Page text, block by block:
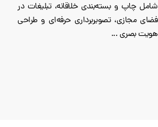
شامل چاپ و بسته‌بندی خلاقانه، تبلیغات در
فضای مجازی، تصویربرداری حرفه‌ای و طراحی
هویت بصری ...